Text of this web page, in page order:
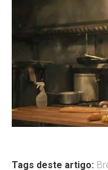
Tags deste artigo: